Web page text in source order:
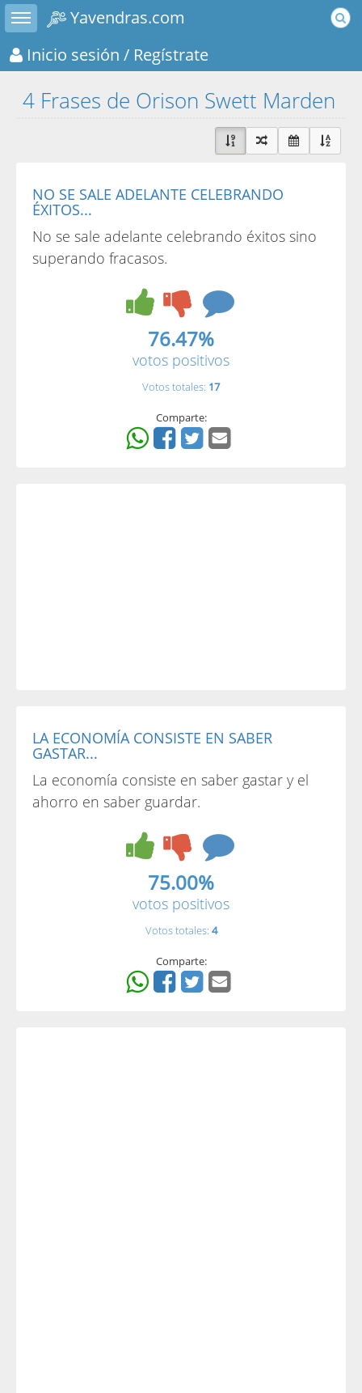
Toggle sidebar
Yavendras.com
Inicio sesión / Regístrate
4 Frases de Orison Swett Marden
NO SE SALE ADELANTE CELEBRANDO
ÉXITOS...
No se sale adelante celebrando éxitos sino
superando fracasos.
76.47%
votos positivos
Votos totales: 17
Comparte:
LA ECONOMÍA CONSISTE EN SABER
GASTAR...
La economía consiste en saber gastar y el
ahorro en saber guardar.
75.00%
votos positivos
Votos totales: 4
Comparte: